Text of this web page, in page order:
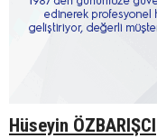
Hüseyin ÖZBARIŞCI